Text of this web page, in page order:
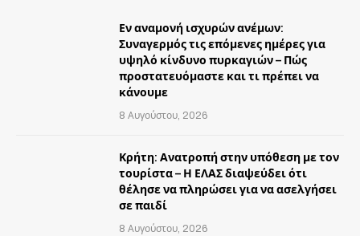
Εν αναμονή ισχυρών ανέμων:
Συναγερμός τις επόμενες ημέρες για
υψηλό κίνδυνο πυρκαγιών – Πώς
προστατευόμαστε και τι πρέπει να
κάνουμε
8 Αυγούστου, 2026
Κρήτη: Ανατροπή στην υπόθεση με τον
τουρίστα – Η ΕΛΑΣ διαψεύδει ότι
θέλησε να πληρώσει για να ασελγήσει
σε παιδί
8 Αυγούστου, 2026